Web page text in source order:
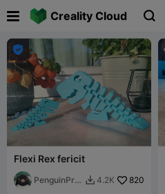
Creality Cloud 

Flexi Rex fericit
PenguinProt  4.2K 820